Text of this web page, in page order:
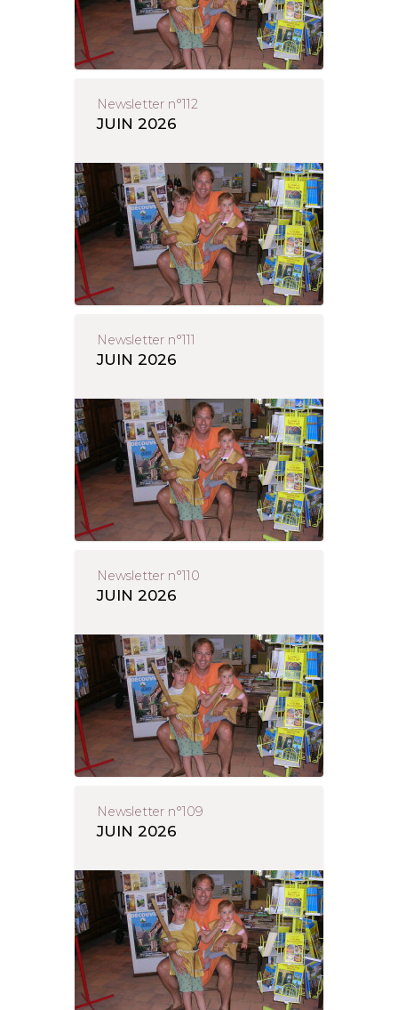
Newsletter n°112
JUIN 2026
Newsletter n°111
JUIN 2026
Newsletter n°110
JUIN 2026
Newsletter n°109
JUIN 2026